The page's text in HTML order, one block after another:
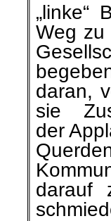
Weg zu
daran,
sie
der
darauf
Grauen